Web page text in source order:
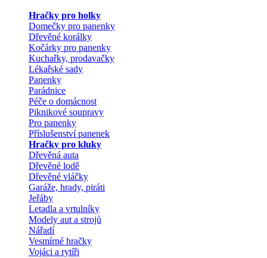
Hračky pro holky
Domečky pro panenky
Dřevěné korálky
Kočárky pro panenky
Kuchařky, prodavačky
Lékařské sady
Panenky
Parádnice
Péče o domácnost
Piknikové soupravy
Pro panenky
Příslušenství panenek
Hračky pro kluky
Dřevěná auta
Dřevěné lodě
Dřevěné vláčky
Garáže, hrady, piráti
Jeřáby
Letadla a vrtulníky
Modely aut a strojů
Nářadí
Vesmírné hračky
Vojáci a rytíři